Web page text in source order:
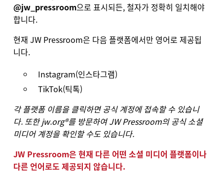
@jw_pressroom으로 표시되든, 철자가 정확히 일치해야
합니다.
현재 JW Pressroom은 다음 플랫폼에서만 영어로 제공됩
니다.
Instagram(인스타그램)
TikTok(틱톡)
각 플랫폼 이름을 클릭하면 공식 계정에 접속할 수 있습니
다. 또한jw.org®를 방문하여 JW Pressroom의 공식 소셜
미디어 계정을 확인할 수도 있습니다.
JW Pressroom은 현재 다른 어떤 소셜 미디어 플랫폼이나
다른 언어로도 제공되지 않습니다.